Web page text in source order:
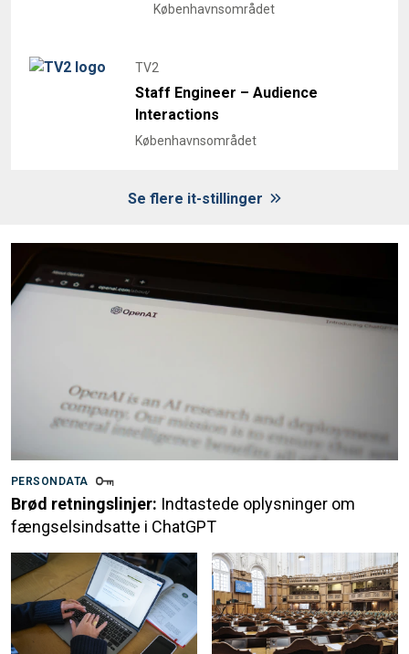
Københavnsområdet
TV2
Staff Engineer – Audience
Interactions
Københavnsområdet
Se flere it-stillinger
PERSONDATA
Brød retningslinjer: Indtastede oplysninger om
fængselsindsatte i ChatGPT